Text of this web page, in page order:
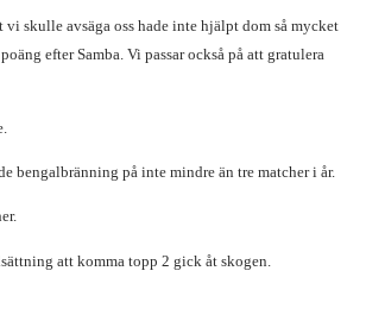
skulle avsäga oss hade inte hjälpt dom så mycket
efter Samba. Vi passar också på att gratulera
bengalbränning på inte mindre än tre matcher i år.
att komma topp 2 gick åt skogen.